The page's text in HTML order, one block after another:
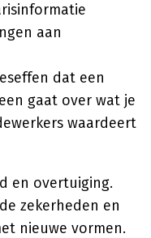
aan
dat een
gaat over wat je
waardeert
en overtuiging.
zekerheden en
nieuwe vormen.